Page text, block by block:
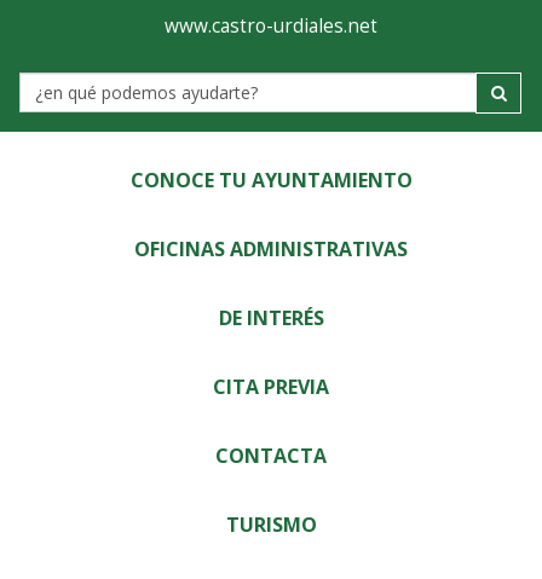
Ayuntamiento
de
Castro-
Urdiales
www.castro-urdiales.net
Label
CONOCE TU AYUNTAMIENTO
OFICINAS ADMINISTRATIVAS
DE INTERÉS
CITA PREVIA
CONTACTA
TURISMO